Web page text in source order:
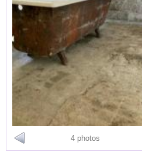
4 photos